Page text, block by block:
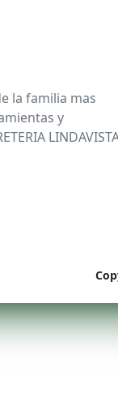
la familia mas
y